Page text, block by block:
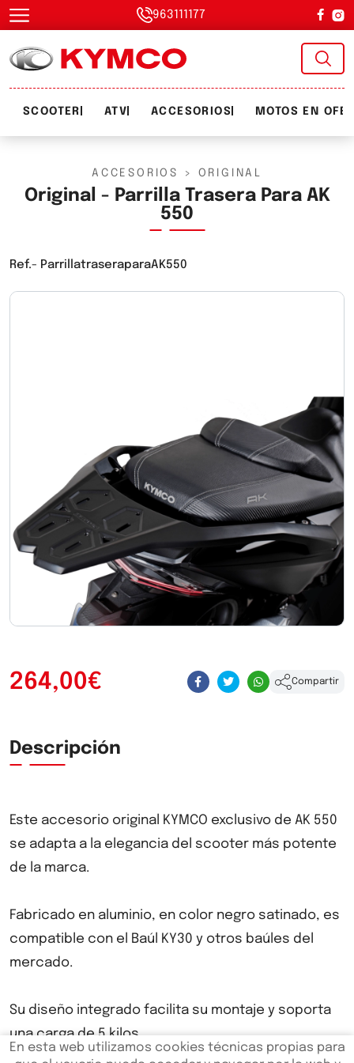
963111177
SCOOTER ATV ACCESORIOS MOTOS EN
ACCESORIOS > ORIGINAL
Original - Parrilla Trasera Para AK
550
Ref.- ParrillatraseraparaAK550
264,00€ Compartir
Descripción
Este accesorio original KYMCO exclusivo de AK 550
se adapta a la elegancia del scooter más potente
de la marca.
Fabricado en aluminio, en color negro satinado, es
compatible con el Baúl KY30 y otros baúles del
mercado.
Su diseño integrado facilita su montaje y soporta
una carga de 5 kilos.
En esta web utilizamos cookies técnicas propias para